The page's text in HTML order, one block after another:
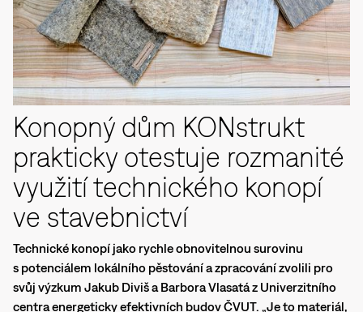
Konopný dům KONstrukt
prakticky otestuje rozmanité
využití technického konopí
ve stavebnictví
Technické konopí jako rychle obnovitelnou surovinu
s potenciálem lokálního pěstování a zpracování zvolili pro
svůj výzkum Jakub Diviš a Barbora Vlasatá z Univerzitního
centra energeticky efektivních budov ČVUT. „Je to materiál,